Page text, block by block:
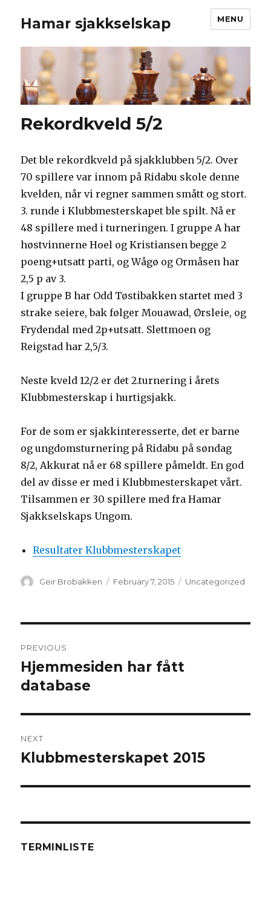
Hamar sjakkselskap MENU
Rekordkveld 5/2
Det ble rekordkveld på sjakklubben 5/2. Over
70 spillere var innom på Ridabu skole denne
kvelden, når vi regner sammen smått og stort.
3. runde i Klubbmesterskapet ble spilt. Nå er
48 spillere med i turneringen. I gruppe A har
høstvinnerne Hoel og Kristiansen begge 2
poeng+utsatt parti, og Wågø og Ormåsen har
2,5 p av 3.
I gruppe B har Odd Tøstibakken startet med 3
strake seiere, bak følger Mouawad, Ørsleie, og
Frydendal med 2p+utsatt. Slettmoen og
Reigstad har 2,5/3.
Neste kveld 12/2 er det 2.turnering i årets
Klubbmesterskap i hurtigsjakk.
For de som er sjakkinteresserte, det er barne
og ungdomsturnering på Ridabu på søndag
8/2, Akkurat nå er 68 spillere påmeldt. En god
del av disse er med i Klubbmesterskapet vårt.
Tilsammen er 30 spillere med fra Hamar
Sjakkselskaps Ungom.
Resultater Klubbmesterskapet
Author
Geir Brobakken
Posted
February 7, 2015 Categories
Uncategorized
navigation
PREVIOUS
Previous
post:
Hjemmesiden har fått
database
NEXT
Next
Klubbmesterskapet 2015
TERMINLISTE